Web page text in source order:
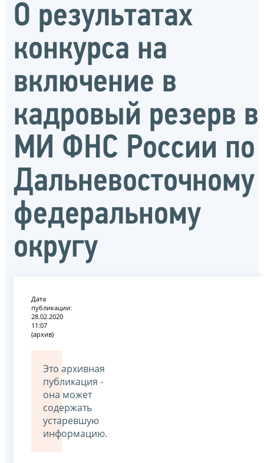
О результатах
конкурса на
включение в
кадровый резерв в
МИ ФНС России по
Дальневосточному
федеральному
округу
Дата
публикации:
28.02.2020
11:07
(архив)
Это архивная
публикация -
она может
содержать
устаревшую
информацию.